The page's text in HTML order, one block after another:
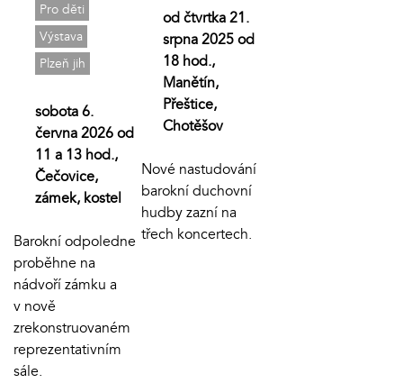
Pro děti
Výstava
Plzeň jih
sobota 6.
června 2026 od
11 a 13 hod.,
Čečovice,
zámek, kostel
Barokní odpoledne
proběhne na
nádvoří zámku a
v nově
zrekonstruovaném
reprezentativním
sále.
od čtvrtka 21.
srpna 2025 od
18 hod.,
Manětín,
Přeštice,
Chotěšov
Nové nastudování
barokní duchovní
hudby zazní na
třech koncertech.